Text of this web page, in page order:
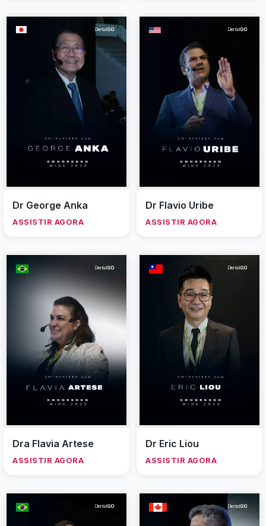
Dr George Anka
ASSISTIR AGORA
Dr Flavio Uribe
ASSISTIR AGORA
Dra Flavia Artese
ASSISTIR AGORA
Dr Eric Liou
ASSISTIR AGORA